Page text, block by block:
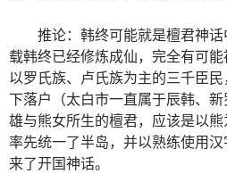
推论：韩终可能就是檀君神
载韩终已经修炼成仙，完全有可
以罗氏族、卢氏族为主的三千臣
下落户（太白市一直属于辰韩、
雄与熊女所生的檀君，应该是以
率先统一了半岛，并以熟练使用
来了开国神话。